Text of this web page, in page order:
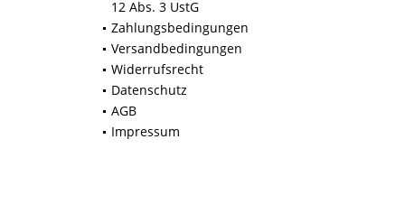
12 Abs. 3 UstG
Zahlungsbedingungen
Versandbedingungen
Widerrufsrecht
Datenschutz
AGB
Impressum